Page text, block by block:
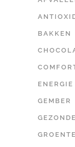
BAKKEN
ENERGIE
GEMBER
GROENTE